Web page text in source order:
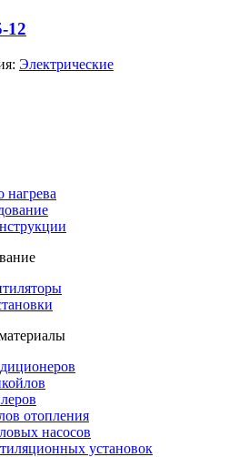
12
Электрические
нагрева
отопления
насосов
установок